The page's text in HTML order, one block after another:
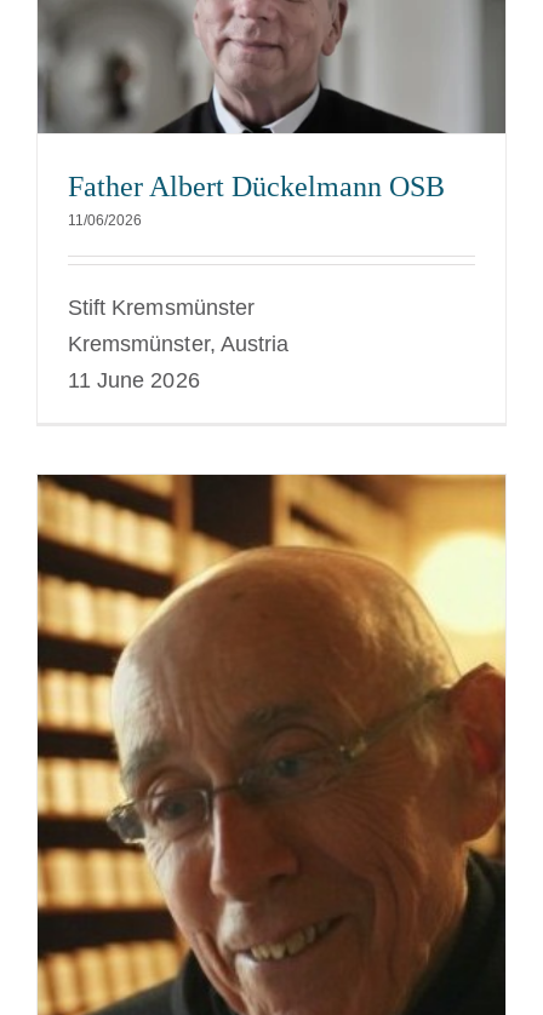
Father Albert Dückelmann OSB
11/06/2026
Stift Kremsmünster
Kremsmünster, Austria
11 June 2026